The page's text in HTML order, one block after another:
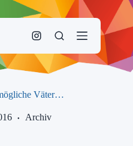
Väter…
Archiv